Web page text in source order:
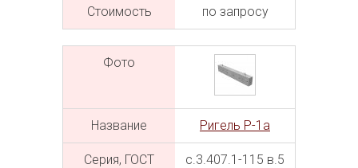
Cтоимость по запросу
Фото
Название Ригель Р-1а
Серия, ГОСТ с.3.407.1-115 в.5